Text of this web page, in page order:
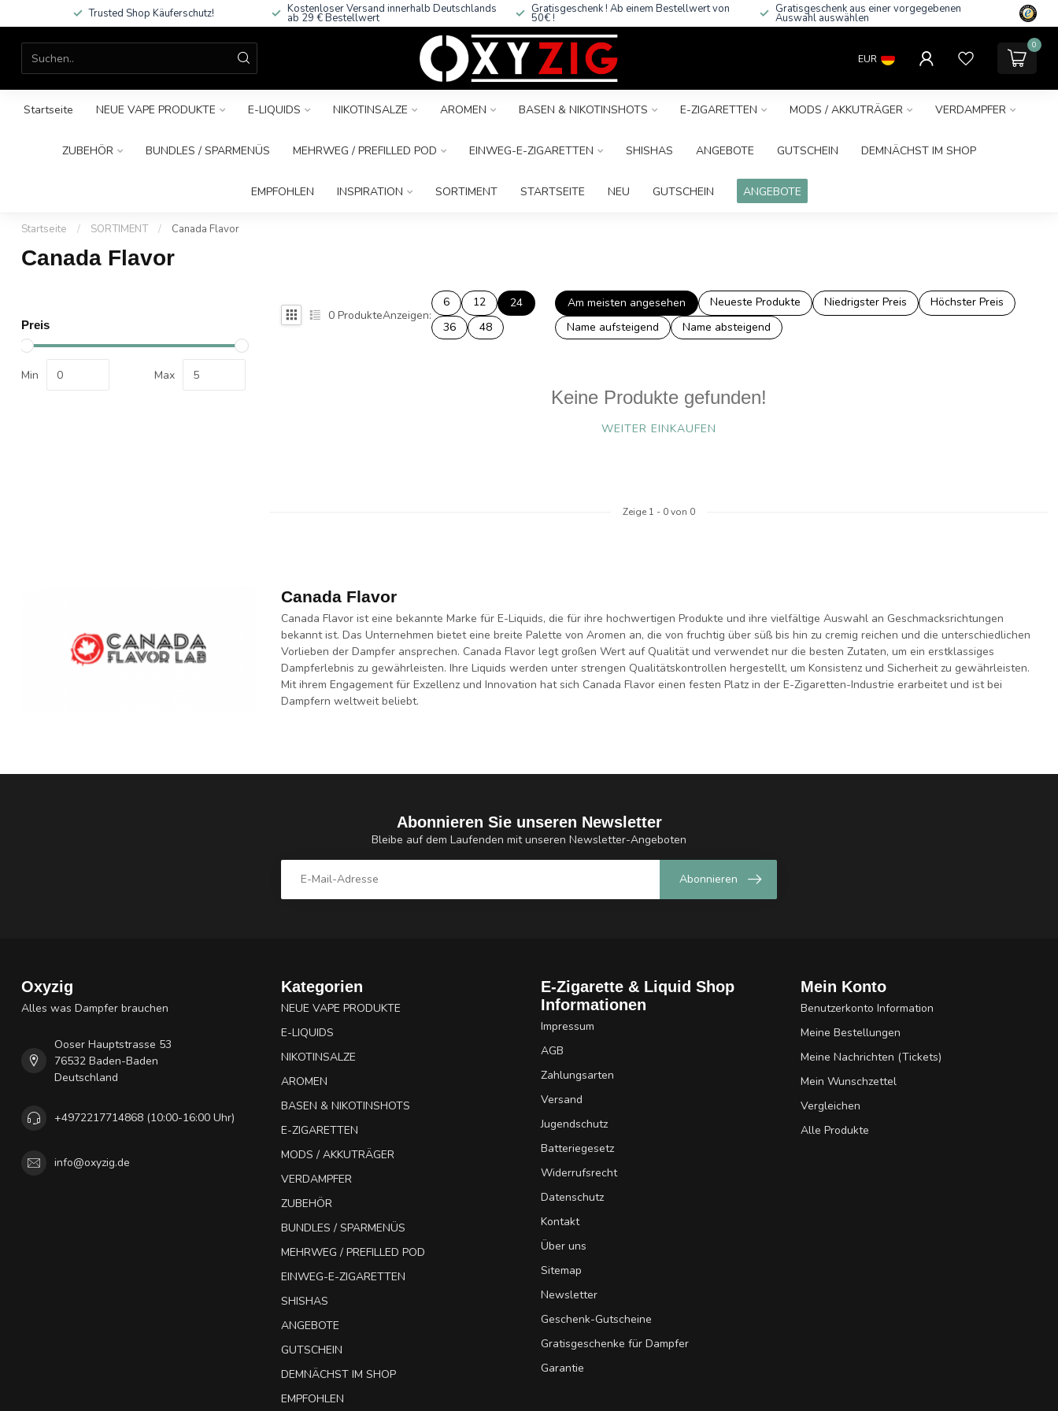
Trusted Shop Käuferschutz! Kostenloser Versand innerhalb Deutschlands
ab 29 € Bestellwert
Gratisgeschenk ! Ab einem Bestellwert von
50€ !
Gratisgeschenk aus einer vorgegebenen
Auswahl auswählen
EUR
0
Startseite NEUE VAPE PRODUKTE E-LIQUIDS NIKOTINSALZE AROMEN BASEN & NIKOTINSHOTS E-ZIGARETTEN MODS / AKKUTRÄGER VERDAMPFER
ZUBEHÖR BUNDLES / SPARMENÜS MEHRWEG / PREFILLED POD EINWEG-E-ZIGARETTEN SHISHAS ANGEBOTE GUTSCHEIN DEMNÄCHST IM SHOP
EMPFOHLEN INSPIRATION SORTIMENT STARTSEITE NEU GUTSCHEIN ANGEBOTE
Startseite / SORTIMENT / Canada Flavor
Canada Flavor
Preis
Min Max
0 ProdukteAnzeigen:
6 12
24
36
48
Am meisten angesehen Neueste Produkte Niedrigster Preis
Höchster Preis
Name aufsteigend
Name absteigend
Keine Produkte gefunden!
WEITER EINKAUFEN
Zeige 1 - 0von 0
Canada Flavor
Canada Flavor ist eine bekannte Marke für E-Liquids, die für ihre hochwertigen Produkte und ihre vielfältige Auswahl an Geschmacksrichtungen
bekannt ist. Das Unternehmen bietet eine breite Palette von Aromen an, die von fruchtig über süß bis hin zu cremig reichen und die unterschiedlichen
Vorlieben der Dampfer ansprechen. Canada Flavor legt großen Wert auf Qualität und verwendet nur die besten Zutaten, um ein erstklassiges
Dampferlebnis zu gewährleisten. Ihre Liquids werden unter strengen Qualitätskontrollen hergestellt, um Konsistenz und Sicherheit zu gewährleisten.
Mit ihrem Engagement für Exzellenz und Innovation hat sich Canada Flavor einen festen Platz in der E-Zigaretten-Industrie erarbeitet und ist bei
Dampfern weltweit beliebt.
Abonnieren Sie unseren Newsletter
Bleibe auf dem Laufenden mit unseren Newsletter-Angeboten
Abonnieren
Oxyzig
Alles was Dampfer brauchen
Ooser Hauptstrasse 53
76532 Baden-Baden
Deutschland
+4972217714868 (10:00-16:00 Uhr)
info@oxyzig.de
Kategorien
NEUE VAPE PRODUKTE
E-LIQUIDS
NIKOTINSALZE
AROMEN
BASEN & NIKOTINSHOTS
E-ZIGARETTEN
MODS / AKKUTRÄGER
VERDAMPFER
ZUBEHÖR
BUNDLES / SPARMENÜS
MEHRWEG / PREFILLED POD
EINWEG-E-ZIGARETTEN
SHISHAS
ANGEBOTE
GUTSCHEIN
DEMNÄCHST IM SHOP
EMPFOHLEN
E-Zigarette & Liquid Shop
Informationen
Impressum
AGB
Zahlungsarten
Versand
Jugendschutz
Batteriegesetz
Widerrufsrecht
Datenschutz
Kontakt
Über uns
Sitemap
Newsletter
Geschenk-Gutscheine
Gratisgeschenke für Dampfer
Garantie
Mein Konto
Benutzerkonto Information
Meine Bestellungen
Meine Nachrichten (Tickets)
Mein Wunschzettel
Vergleichen
Alle Produkte